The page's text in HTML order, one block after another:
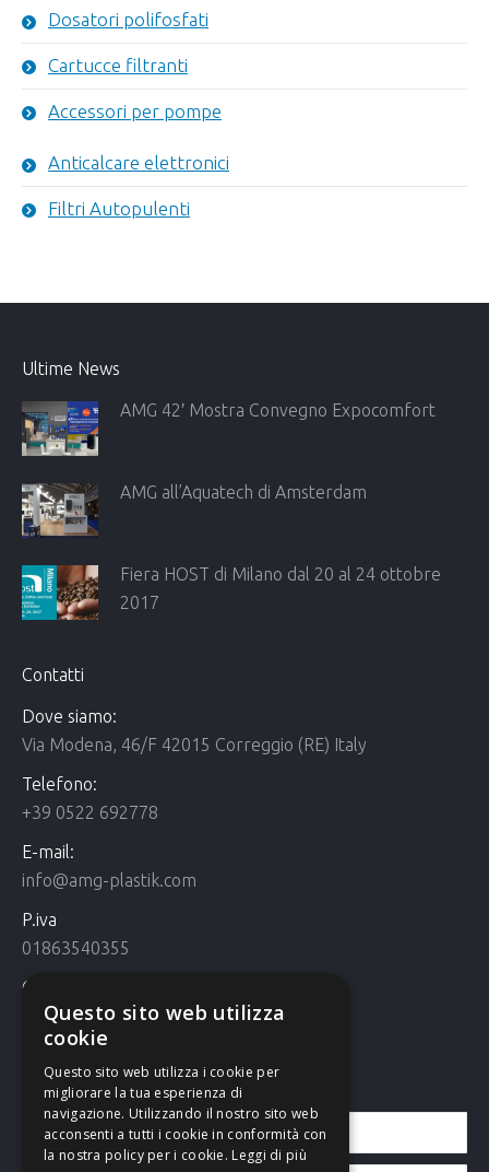
Dosatori polifosfati
Cartucce filtranti
Accessori per pompe
Anticalcare elettronici
Filtri Autopulenti
Ultime News
AMG 42′ Mostra Convegno Expocomfort
AMG all’Aquatech di Amsterdam
Fiera HOST di Milano dal 20 al 24 ottobre
2017
Contatti
Dove siamo:
Via Modena, 46/F 42015 Correggio (RE) Italy
Telefono:
+39 0522 692778
E-mail:
info@amg-plastik.com
P.iva
01863540355
Cookie Policy
Cookie policy
Contattaci
Questo sito web utilizza
cookie
Questo sito web utilizza i cookie per
migliorare la tua esperienza di
navigazione. Utilizzando il nostro sito web
acconsenti a tutti i cookie in conformità con
la nostra policy per i cookie. Leggi di più